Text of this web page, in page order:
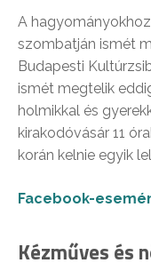
A
szombatján ismét
Budapesti
ismét megtelik
holmikkal és
kirakodóvásár 11
korán kelnie egyik
Facebook-
Kézműves és